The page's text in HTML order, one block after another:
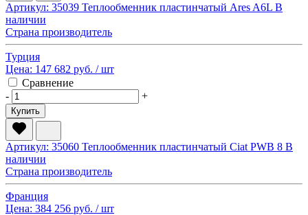
Артикул: 35039 Теплообменник пластинчатый Ares A6L В
наличии
Страна производитель
Турция
Цена: 147 682 руб. / шт
Сравнение
-
+
Купить
Артикул: 35060 Теплообменник пластинчатый Ciat PWB 8 В
наличии
Страна производитель
Франция
Цена: 384 256 руб. / шт